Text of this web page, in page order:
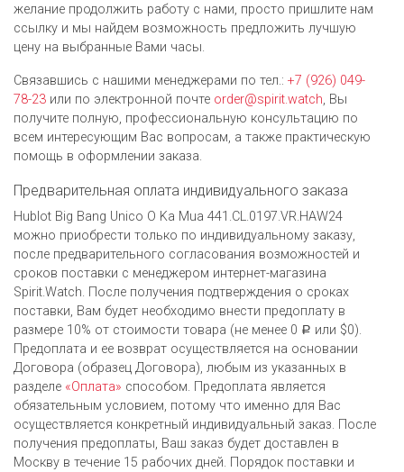
желание продолжить работу с нами, просто пришлите нам
ссылку и мы найдем возможность предложить лучшую
цену на выбранные Вами часы.
Связавшись с нашими менеджерами по тел.: +7 (926) 049-
78-23 или по электронной почте order@spirit.watch, Вы
получите полную, профессиональную консультацию по
всем интересующим Вас вопросам, а также практическую
помощь в оформлении заказа.
Предварительная оплата индивидуального заказа
Hublot Big Bang Unico O Ka Mua 441.CL.0197.VR.HAW24
можно приобрести только по индивидуальному заказу,
после предварительного согласования возможностей и
сроков поставки с менеджером интернет-магазина
Spirit.Watch. После получения подтверждения о сроках
поставки, Вам будет необходимо внести предоплату в
размере 10% от стоимости товара (не менее 0 Р или $0).
Предоплата и ее возврат осуществляется на основании
Договора (образец Договора), любым из указанных в
разделе «Оплата» способом. Предоплата является
обязательным условием, потому что именно для Вас
осуществляется конкретный индивидуальный заказ. После
получения предоплаты, Ваш заказ будет доставлен в
Москву в течение 15 рабочих дней. Порядок поставки и